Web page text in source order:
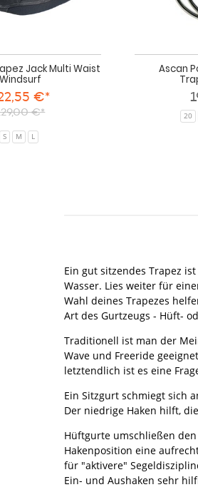
Jack Multi Waist
Windsurf
€*
€*
S M L
Ascan
20
Ein gut sitzendes Trapez
Wasser. Lies weiter für
Wahl deines Trapezes
Art des Gurtzeugs - Hüft-
Traditionell ist man der
Wave und Freeride
letztendlich ist es eine
Ein Sitzgurt schmiegt sich
Der niedrige Haken hilft,
Hüftgurte umschließen
Hakenposition eine
für "aktivere"
Ein- und Aushaken sehr